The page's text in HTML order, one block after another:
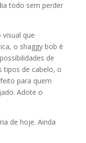
todo sem perder
que
o shaggy bob é
de
tipos de cabelo, o
para quem
Adote o
de hoje. Ainda